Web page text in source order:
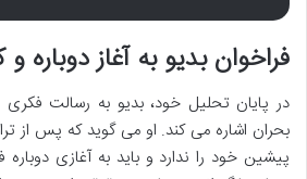
فراخوان بدیو به آغاز دوباره
در پایان تحلیل خود، بدیو به رسالت فکری
بحران اشاره می کند. او می گوید که پس از
پیشین خود را ندارد و باید به آغازی دوباره